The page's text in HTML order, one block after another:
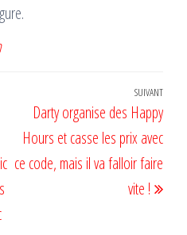
SUIVANT
Darty organise des Happy
Hours et casse les prix avec
ce code, mais il va falloir faire
vite !